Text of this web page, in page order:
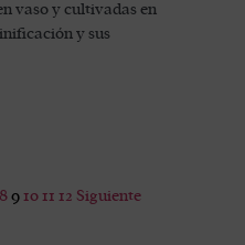
vaso y cultivadas en
y sus
8 9 10 11 12 Siguiente